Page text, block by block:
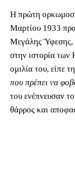
Η πρώτη
Μαρτίου 1933
Μεγάλης Ύφεσης,
στην ιστορία
ομιλία του, είπε
που πρέπει να
του ενέπνευσαν
θάρρος και